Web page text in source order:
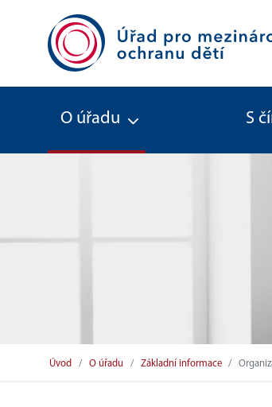
O úřadu S
Úvod O úřadu Základní informace